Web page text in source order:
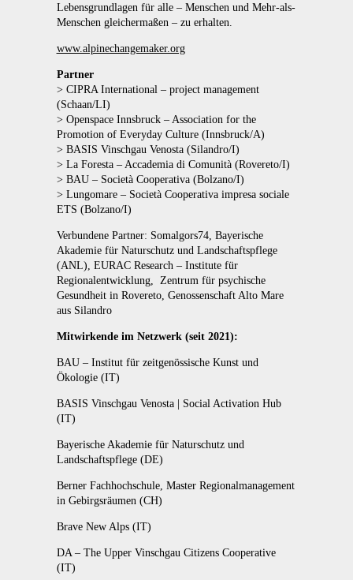
Lebensgrundlagen für alle – Menschen und Mehr-als-
Menschen gleichermaßen – zu erhalten.
www.alpinechangemaker.org
Partner
> CIPRA International – project management
(Schaan/LI)
> Openspace Innsbruck – Association for the
Promotion of Everyday Culture (Innsbruck/A)
> BASIS Vinschgau Venosta (Silandro/I)
> La Foresta – Accademia di Comunità (Rovereto/I)
> BAU – Società Cooperativa (Bolzano/I)
> Lungomare – Società Cooperativa impresa sociale
ETS (Bolzano/I)
Verbundene Partner: Somalgors74, Bayerische
Akademie für Naturschutz und Landschaftspflege
(ANL), EURAC Research – Institute für
Regionalentwicklung,
Zentrum für psychische
Gesundheit in Rovereto, Genossenschaft Alto Mare
aus Silandro
Mitwirkende im Netzwerk (seit 2021):
BAU – Institut für zeitgenössische Kunst und
Ökologie (IT)
BASIS Vinschgau Venosta | Social Activation Hub
(IT)
Bayerische Akademie für Naturschutz und
Landschaftspflege (DE)
Berner Fachhochschule, Master Regionalmanagement
in Gebirgsräumen (CH)
Brave New Alps (IT)
DA – The Upper Vinschgau Citizens Cooperative
(IT)